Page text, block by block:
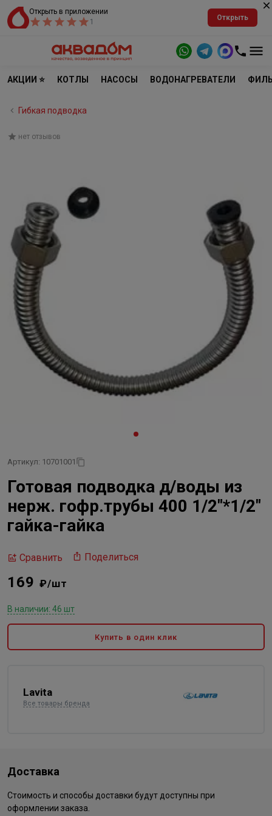
Открыть в приложении
1
Открыть
АКЦИИ ⭐ КОТЛЫ НАСОСЫ ВОДОНАГРЕВАТЕЛИ
Гибкая подводка
нет отзывов
Артикул: 10701001
Готовая подводка д/воды из
нерж. гофр.трубы 400 1/2"*1/2"
гайка-гайка
Сравнить Поделиться
169 ₽/шт
В наличии: 46 шт
Купить в один клик
Lavita
Все товары бренда
Доставка
Стоимость и способы доставки будут доступны при
оформлении заказа.